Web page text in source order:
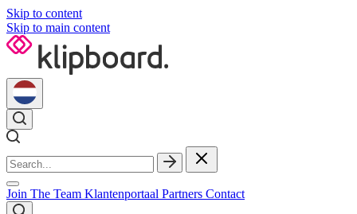
Skip to content
Skip to main content
Join The Team Klantenportaal Partners Contact